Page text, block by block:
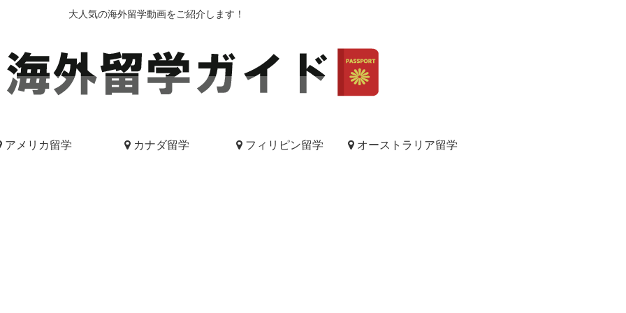
大人気の海外留学動画をご紹介します！
アメリカ留学 カナダ留学 フィリピン留学 オーストラリア留学